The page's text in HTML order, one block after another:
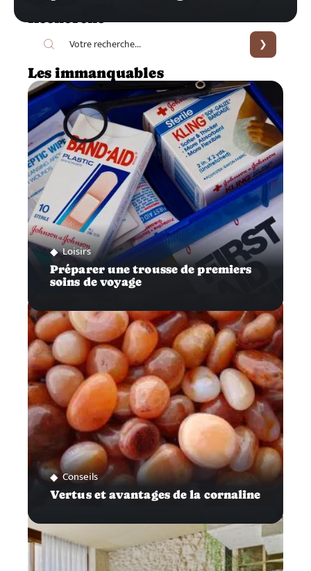
Recherche
Les immanquables
Loisirs
Préparer une trousse de premiers
soins de voyage
Conseils
Vertus et avantages de la cornaline